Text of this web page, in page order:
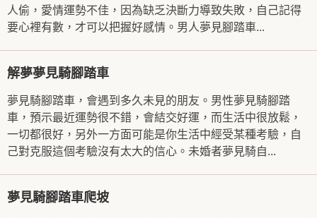
人偷，愛情運勢不佳，因為缺乏決斷力導致失敗，自己記得
要心裡有數，才可以把握好感情。男人夢見腳踏車...
解夢夢見騎腳踏車
夢見騎腳踏車，會遇到多久未見的朋友。男性夢見騎腳踏
車，預示最近運勢很不錯，會結交好運，而生活中很放鬆，
一切都很好，另外一方面可能是你生活中經受某種考驗，自
己對克服這個考驗沒有太大的信心。未婚者夢見騎自...
夢見騎腳踏車爬坡